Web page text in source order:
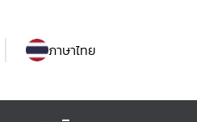
ภาษาไทย